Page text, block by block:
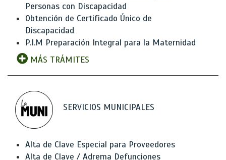
Personas con Discapacidad
Obtención de Certificado Único de
Discapacidad
P.I.M Preparación Integral para la Maternidad
MÁS TRÁMITES
SERVICIOS MUNICIPALES
Alta de Clave Especial para Proveedores
Alta de Clave / Adrema Defunciones